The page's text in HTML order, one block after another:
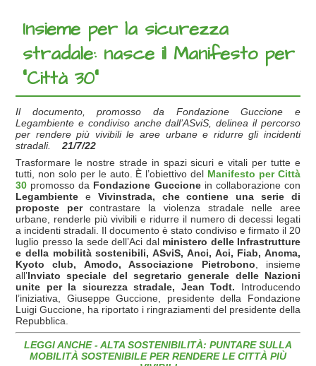
Insieme per la sicurezza
stradale: nasce il Manifesto per
“Città 30”
Il documento, promosso da Fondazione Guccione e
Legambiente e condiviso anche dall’ASviS, delinea il percorso
per rendere più vivibili le aree urbane e ridurre gli incidenti
stradali.
21/7/22
Trasformare le nostre strade in spazi sicuri e vitali per tutte e
tutti, non solo per le auto. È l’obiettivo del Manifesto perCittà
30 promosso da Fondazione Guccionein collaborazione con
Legambiente e Vivinstrada, che contiene una serie di
proposte percontrastare la violenza stradale nelle aree
urbane, renderle più vivibili e ridurre il numero di decessi legati
a incidenti stradali. Il documento è stato condiviso e firmato il 20
luglio presso la sede dell’Aci dal ministero delle Infrastrutture
e della mobilità sostenibili, ASviS, Anci, Aci, Fiab, Ancma,
Kyoto club, Amodo, Associazione Pietrobono , insieme
all’Inviato speciale del segretario generale delle Nazioni
unite per la sicurezza stradale, Jean Todt. Introducendo
l’iniziativa, Giuseppe Guccione, presidente della Fondazione
Luigi Guccione, ha riportato i ringraziamenti del presidente della
Repubblica.
LEGGI ANCHE - ALTA SOSTENIBILITÀ: PUNTARE SULLA
MOBILITÀ SOSTENIBILE PER RENDERE LE CITTÀ PIÙ